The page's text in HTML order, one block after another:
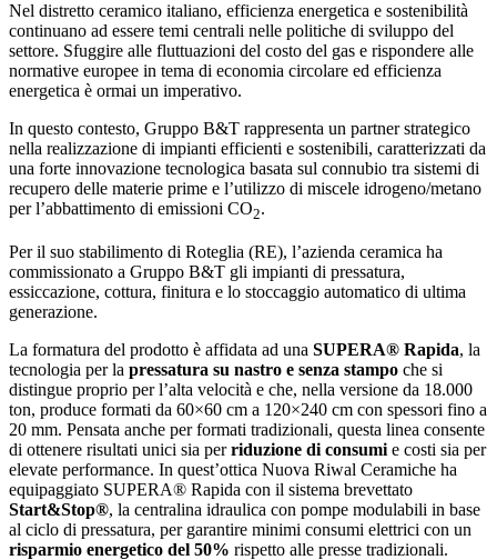
Nel distretto ceramico italiano, efficienza energetica e sostenibilità
continuano ad essere temi centrali nelle politiche di sviluppo del
settore. Sfuggire alle fluttuazioni del costo del gas e rispondere alle
normative europee in tema di economia circolare ed efficienza
energetica è ormai un imperativo.
In questo contesto, Gruppo B&T rappresenta un partner strategico
nella realizzazione di impianti efficienti e sostenibili, caratterizzati da
una forte innovazione tecnologica basata sul connubio tra sistemi di
recupero delle materie prime e l’utilizzo di miscele idrogeno/metano
per l’abbattimento di emissioni CO2.
Per il suo stabilimento di Roteglia (RE), l’azienda ceramica ha
commissionato a Gruppo B&T gli impianti di pressatura,
essiccazione, cottura, finitura e lo stoccaggio automatico di ultima
generazione.
La formatura del prodotto è affidata ad una SUPERA® Rapida, la
tecnologia per la pressatura su nastro e senza stampo che si
distingue proprio per l’alta velocità e che, nella versione da 18.000
ton, produce formati da 60×60 cm a 120×240 cm con spessori fino a
20 mm. Pensata anche per formati tradizionali, questa linea consente
di ottenere risultati unici sia perriduzione di consumi e costi sia per
elevate performance. In quest’ottica Nuova Riwal Ceramiche ha
equipaggiato SUPERA® Rapida con il sistema brevettato
Start&Stop®, la centralina idraulica con pompe modulabili in base
al ciclo di pressatura, per garantire minimi consumi elettrici con un
risparmio energetico del 50% rispetto alle presse tradizionali.